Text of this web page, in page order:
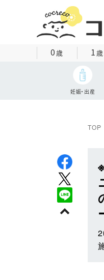
0歳 1歳
妊娠・出産
TOP